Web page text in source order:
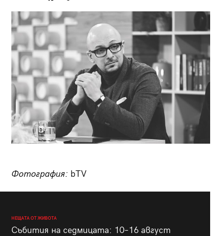
Фотография: bTV
НЕЩАТА ОТ ЖИВОТА
Събития на седмицата: 10–16 август